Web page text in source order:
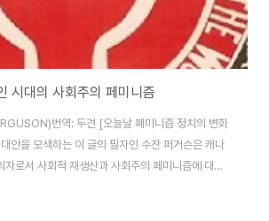
시대의 사회주의 페미니즘
번역: 두견 [오늘날 폐미니즘 정치의 변화
안을 모색하는 이 글의 필자인 수잔 퍼거슨은 캐나
자로서 사회적 재생산과 사회주의 페미니즘에 대해
동력과 노동계급의 사회적 재생산이 작업장을 넘어